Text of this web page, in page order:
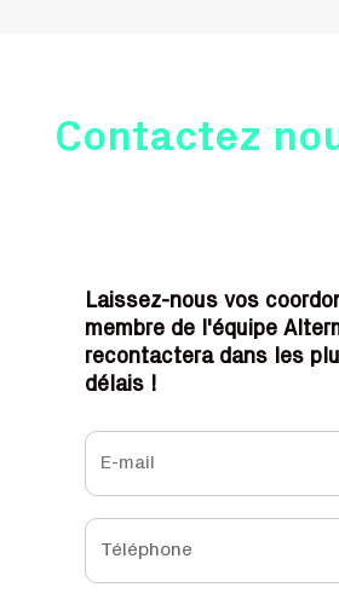
Contactez
Laissez-nous vos
membre de l'équipe
recontactera dans les
délais !